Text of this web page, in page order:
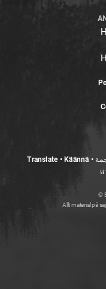
Translate • Käännä • ترجمة • Tarjumo • ትርጉም • ترجمه • وەرگێڕان •
แ
©
Allt material på